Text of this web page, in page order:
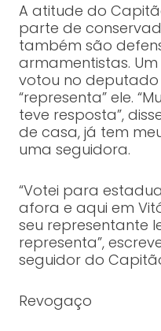
A atitude do
parte de
também são
armamentistas.
votou no deputado
“representa” ele.
teve resposta”,
de casa, já tem
uma seguidora.
“Votei para
afora e aqui em
seu representante
representa”,
seguidor do
Revogaço